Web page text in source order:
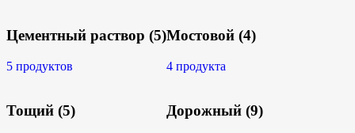
Цементный раствор (5)
5 продуктов
Тощий (5)
Мостовой (4)
4 продукта
Дорожный (9)